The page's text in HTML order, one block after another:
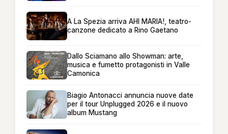
A La Spezia arriva AHI MARIA!, teatro-
canzone dedicato a Rino Gaetano
Dallo Sciamano allo Showman: arte,
musica e fumetto protagonisti in Valle
Camonica
Biagio Antonacci annuncia nuove date
per il tour Unplugged 2026 e il nuovo
album Mustang